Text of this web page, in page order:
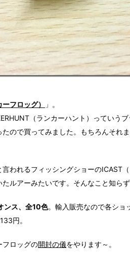
フロッグ）
」。
（ランカーハント）っていう
たので買ってみました。もちろんそれ
われるフィッシングショーのICAST
ルアーみたいです。そんなこと知ら
ンス、全10色。輸入販売なので各ショ
円。
フロッグの開封の儀をやります～。